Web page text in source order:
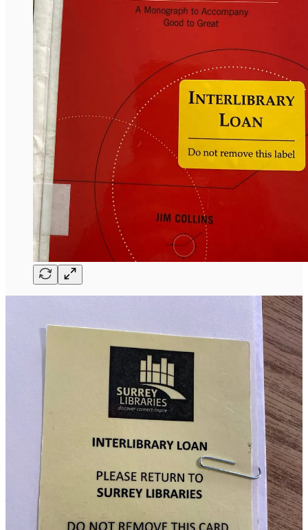
尽管我阅读的这本书是英文的，但是我最早知道的在中文里
叫“飞轮效应”。飞轮效应指为了使静止的飞轮转动起来，开始
你要用很大的力气，一圈一圈地转，每转一圈都很费力气，直
到很轻松地把它转起来，再用比开始小得多的力气就可以让飞
轮会转动得越来越快。
其实，这本书的内容在 作者 的其它书（例如：Good to Great